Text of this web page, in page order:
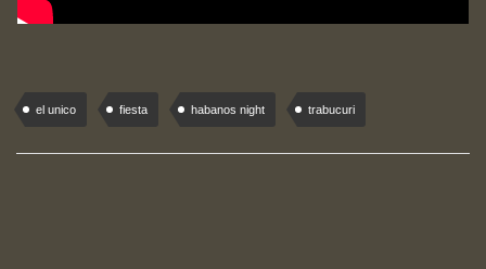
el unico fiesta habanos night trabucuri